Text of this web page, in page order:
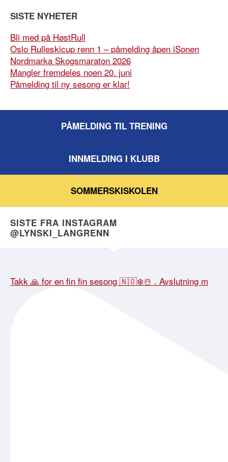
SISTE NYHETER
Bli med på HøstRull
Oslo Rulleskicup renn 1 – påmelding åpen iSonen
Nordmarka Skogsmaraton 2026
Mangler fremdeles noen 20. juni
Påmelding til ny sesong er klar!
PÅMELDING TIL TRENING
INNMELDING I KLUBB
SOMMERSKISKOLEN
SISTE FRA INSTAGRAM
@LYNSKI_LANGRENN
Takk 🙏 for en fin fin sesong 🇳🇴❄️☃️ . Avslutning m